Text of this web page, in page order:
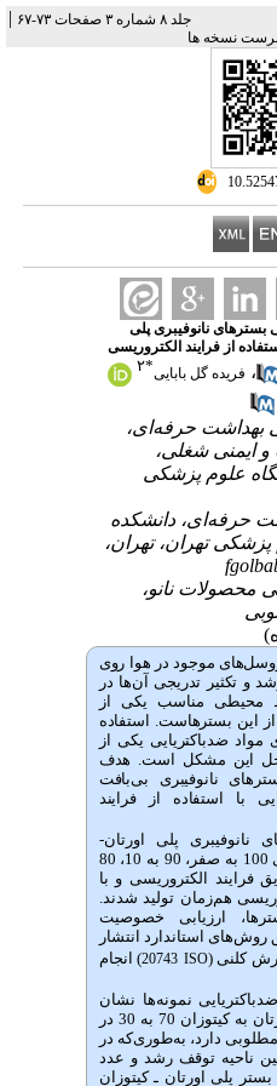
جلد ۸ شماره ۳ صفحات ۷۳-۶۷ |
نسخه ها
نانوفیبری پلی
از فرایند الکتروریسی
، فریده گل بابایی*۲
بهداشت حرفه‌ای،
ایمنی شغلی،
علوم پزشکی
حرفه‌ای، دانشکده
تهران، تهران،
محصولات نانو،
موجود در هوا روی
و تکثیر تدریجی آن‌ها در
محیطی مناسب یکی از
این بسترهاست. استفاده
مواد ضدباکتریایی یکی از
حل این مشکل است. هدف
نانوفیبری بی‌بافت
با استفاده از فرایند
نانوفیبری پلی اورتان-
کیتوزان با نسبت‌های وزنی 100 به صفر، 90 به 10، 80
30 از طریق فرایند الکتروریسی و با
هم‌زمان تولید شدند.
ارزیابی خصوصیت
روش‌های استاندارد انتشار
کلنی (ISO
20743) انجام
نمونه‌ها نشان
داد بستر با نسبت پلی اورتان به کیتوزان 70 به 30 در
دارد، به‌طوری‌که در
ناحیه توقف رشد و عدد
پلی اورتان ـ کیتوزان